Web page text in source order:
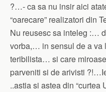
?…- ca sa nu insir aici
“oarecare” realizatori din
Nu reusesc sa inteleg :…
vorba,… in sensul de a va
teribilista… si care
parveniti si de arivisti
..astia si astea din “curtea